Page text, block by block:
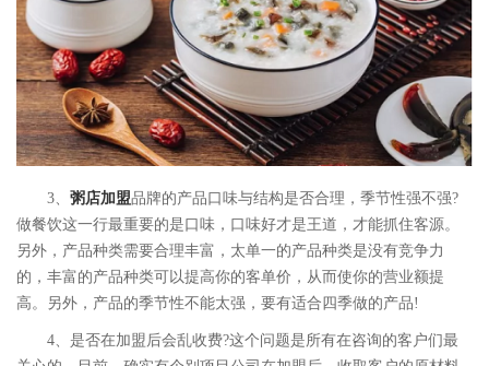
3、 粥店加盟品牌的产品口味与结构是否合理，季节性强不强?
做餐饮这一行最重要的是口味，口味好才是王道，才能抓住客源。
另外，产品种类需要合理丰富，太单一的产品种类是没有竞争力
的，丰富的产品种类可以提高你的客单价，从而使你的营业额提
高。另外，产品的季节性不能太强，要有适合四季做的产品!
4、是否在加盟后会乱收费?这个问题是所有在咨询的客户们最